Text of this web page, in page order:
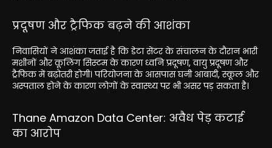
प्रदूषण और ट्रैफिक बढ़ने की आशंका
निवासियों ने आशंका जताई है कि डेटा सेंटर के संचालन के दौरान भारी
मशीनों और कूलिंग सिस्टम के कारण ध्वनि प्रदूषण, वायु प्रदूषण और
ट्रैफिक में बढ़ोतरी होगी। परियोजना के आसपास घनी आबादी, स्कूल और
अस्पताल होने के कारण लोगों के स्वास्थ्य पर भी असर पड़ सकता है।
Thane Amazon Data Center: अवैध पेड़ कटाई
का आरोप